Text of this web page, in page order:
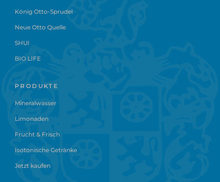
König Otto-Sprudel
Neue Otto Quelle
SHUI
BIO LIFE
PRODUKTE
Mineralwasser
Limonaden
Frucht & Frisch
Isotonische Getränke
Jetzt kaufen